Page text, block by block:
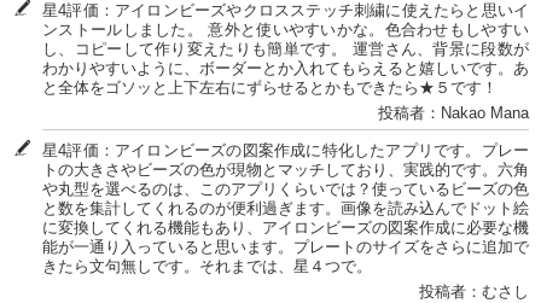
星4評価：アイロンビーズやクロスステッチ刺繍に使えたらと思いイ
ンストールしました。 意外と使いやすいかな。色合わせもしやすい
し、コピーして作り変えたりも簡単です。 運営さん、背景に段数が
わかりやすいように、ボーダーとか入れてもらえると嬉しいです。あ
と全体をゴソッと上下左右にずらせるとかもできたら★５です！
投稿者：Nakao Mana
星4評価：アイロンビーズの図案作成に特化したアプリです。プレー
トの大きさやビーズの色が現物とマッチしており、実践的です。六角
や丸型を選べるのは、このアプリくらいでは？使っているビーズの色
と数を集計してくれるのが便利過ぎます。画像を読み込んでドット絵
に変換してくれる機能もあり、アイロンビーズの図案作成に必要な機
能が一通り入っていると思います。プレートのサイズをさらに追加で
きたら文句無しです。それまでは、星４つで。
投稿者：むさし